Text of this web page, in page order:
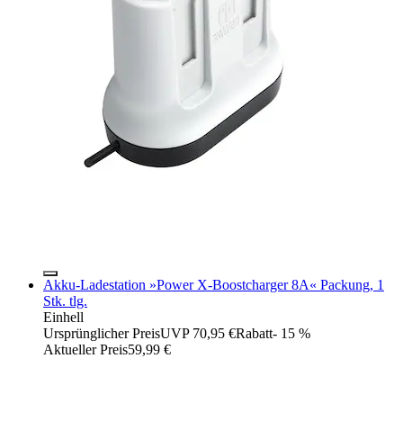
Akku-Ladestation »Power X-Boostcharger 8A« Packung, 1
Stk. tlg.
Einhell
Ursprünglicher PreisUVP 70,95 €Rabatt- 15 %
Aktueller Preis59,99 €